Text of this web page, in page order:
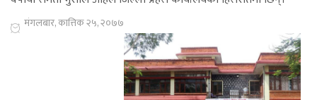
मंगलबार, कात्तिक २५, २०७७